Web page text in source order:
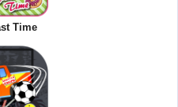
Time